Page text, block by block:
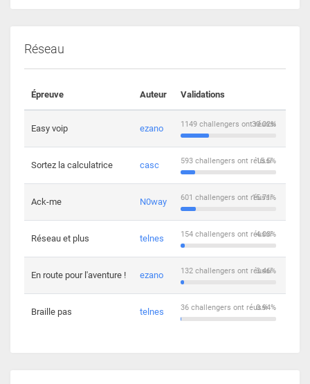
Réseau
Épreuve Auteur Validations
Easy voip ezano 30.02%
1149 challengers ont réussi
Sortez la calculatrice casc 15.5%
593 challengers ont réussi
Ack-me N0way 15.71%
601 challengers ont réussi
Réseau et plus telnes 4.03%
154 challengers ont réussi
En route pour l'aventure ! ezano 3.46%
132 challengers ont réussi
Braille pas telnes 0.94%
36 challengers ont réussi